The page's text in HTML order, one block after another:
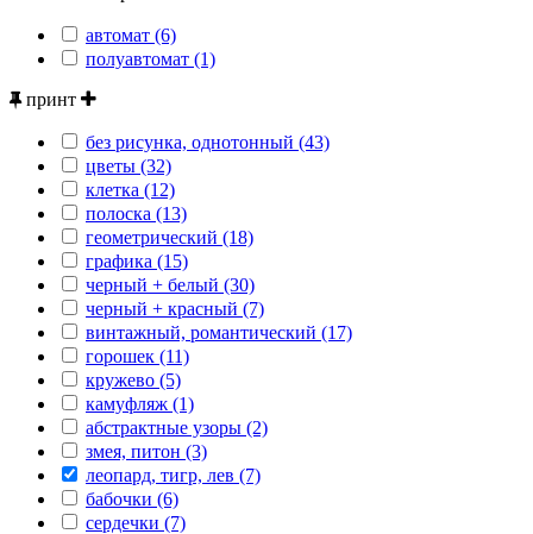
автомат (6)
полуавтомат (1)
принт
без рисунка, однотонный (43)
цветы (32)
клетка (12)
полоска (13)
геометрический (18)
графика (15)
черный + белый (30)
черный + красный (7)
винтажный, романтический (17)
горошек (11)
кружево (5)
камуфляж (1)
абстрактные узоры (2)
змея, питон (3)
леопард, тигр, лев (7)
бабочки (6)
сердечки (7)